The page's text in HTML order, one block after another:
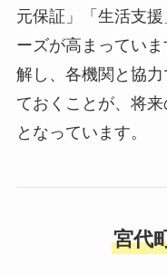
元保証」「生活支
ーズが高まってい
解し、各機関と協
ておくことが、将
となっています。
宮代